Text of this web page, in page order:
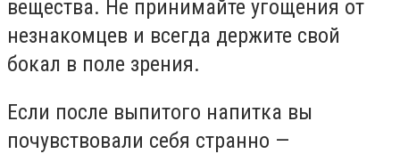
вещества. Не принимайте угощения от
незнакомцев и всегда держите свой
бокал в поле зрения.
Если после выпитого напитка вы
почувствовали себя странно —